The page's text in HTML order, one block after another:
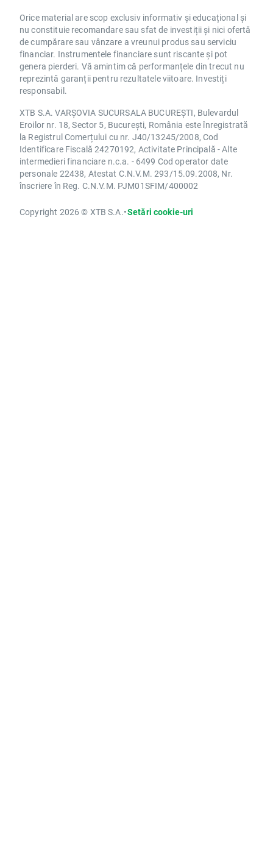
Orice material are scop exclusiv informativ și educațional și
nu constituie recomandare sau sfat de investiții și nici ofertă
de cumpărare sau vânzare a vreunui produs sau serviciu
financiar. Instrumentele financiare sunt riscante și pot
genera pierderi. Vă amintim că performanțele din trecut nu
reprezintă garanții pentru rezultatele viitoare. Investiți
responsabil.
XTB S.A. VARȘOVIA SUCURSALA BUCUREȘTI, Bulevardul
Eroilor nr. 18, Sector 5, București, România este înregistrată
la Registrul Comerțului cu nr. J40/13245/2008, Cod
Identificare Fiscală 24270192, Activitate Principală - Alte
intermedieri financiare n.c.a. - 6499 Cod operator date
personale 22438, Atestat C.N.V.M. 293/15.09.2008, Nr.
înscriere în Reg. C.N.V.M. PJM01SFIM/400002
Copyright 2026 © XTB S.A.•Setări cookie-uri